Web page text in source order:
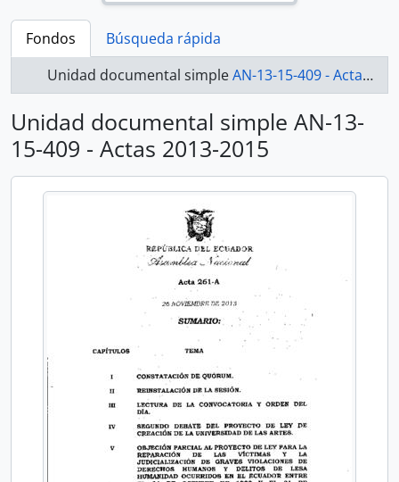
Fondos
Búsqueda rápida
Unidad documental simpleAN-13-15-409 - Actas 2013-2015
Unidad documental simple AN-13-
15-409 - Actas 2013-2015